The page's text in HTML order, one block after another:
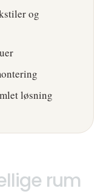
og
løsning
rum